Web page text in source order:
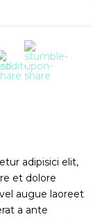
adipisici elit,
et dolore
augue laoreet
a ante